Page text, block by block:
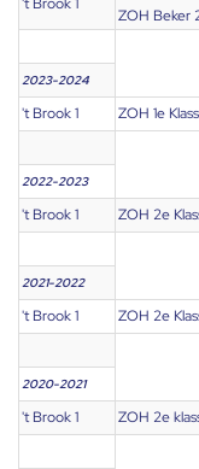
ZOH Beker
2023-2024
't Brook 1 ZOH 1e
2022-2023
't Brook 1 ZOH 2e
2021-2022
't Brook 1 ZOH 2e
2020-2021
't Brook 1 ZOH 2e